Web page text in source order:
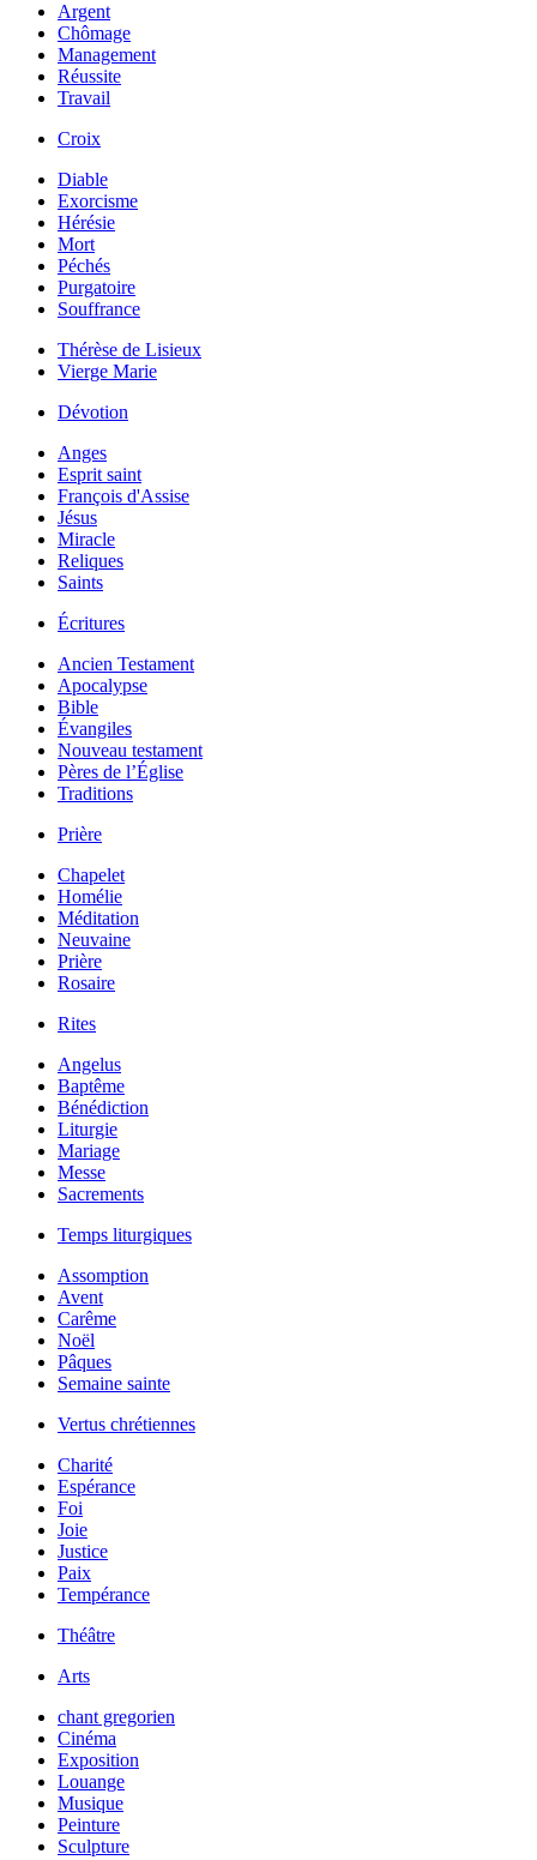
Argent
Chômage
Management
Réussite
Travail
Croix
Diable
Exorcisme
Hérésie
Mort
Péchés
Purgatoire
Souffrance
Thérèse de Lisieux
Vierge Marie
Dévotion
Anges
Esprit saint
François d'Assise
Jésus
Miracle
Reliques
Saints
Écritures
Ancien Testament
Apocalypse
Bible
Évangiles
Nouveau testament
Pères de l’Église
Traditions
Prière
Chapelet
Homélie
Méditation
Neuvaine
Prière
Rosaire
Rites
Angelus
Baptême
Bénédiction
Liturgie
Mariage
Messe
Sacrements
Temps liturgiques
Assomption
Avent
Carême
Noël
Pâques
Semaine sainte
Vertus chrétiennes
Charité
Espérance
Foi
Joie
Justice
Paix
Tempérance
Théâtre
Arts
chant gregorien
Cinéma
Exposition
Louange
Musique
Peinture
Sculpture